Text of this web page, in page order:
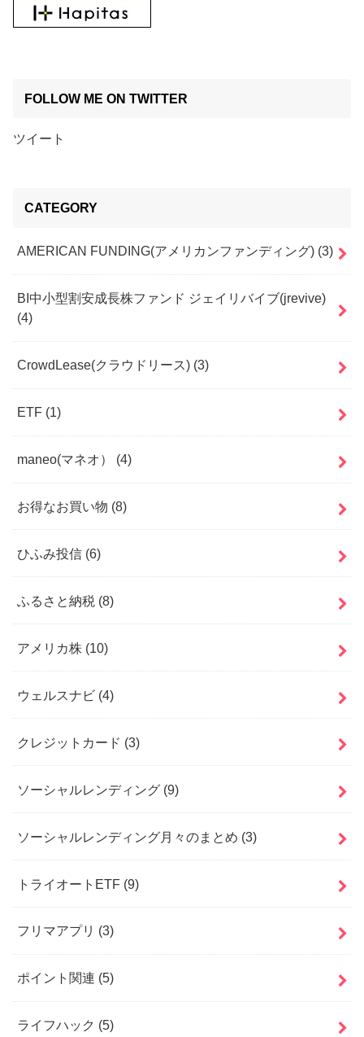
FOLLOW ME ON TWITTER
ツイート
CATEGORY
AMERICAN FUNDING(アメリカンファンディング) (3)
BI中小型割安成長株ファンド ジェイリバイブ(jrevive)
(4)
CrowdLease(クラウドリース) (3)
ETF (1)
maneo(マネオ） (4)
お得なお買い物 (8)
ひふみ投信 (6)
ふるさと納税 (8)
アメリカ株 (10)
ウェルスナビ (4)
クレジットカード (3)
ソーシャルレンディング (9)
ソーシャルレンディング月々のまとめ (3)
トライオートETF (9)
フリマアプリ (3)
ポイント関連 (5)
ライフハック (5)